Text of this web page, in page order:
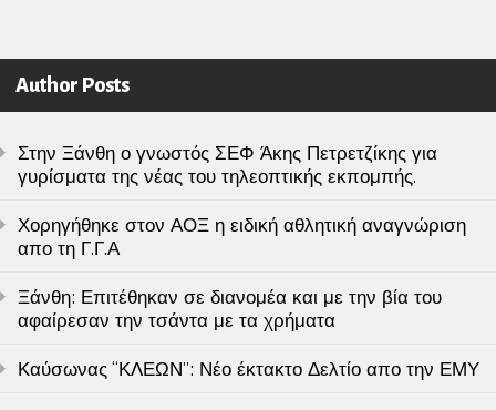
Author Posts
Στην Ξάνθη ο γνωστός ΣΕΦ Άκης Πετρετζίκης για
γυρίσματα της νέας του τηλεοπτικής εκπομπής.
Χορηγήθηκε στον ΑΟΞ η ειδική αθλητική αναγνώριση
απο τη Γ.Γ.Α
Ξάνθη: Επιτέθηκαν σε διανομέα και με την βία του
αφαίρεσαν την τσάντα με τα χρήματα
Καύσωνας “ΚΛΕΩΝ”: Νέο έκτακτο Δελτίο απο την ΕΜΥ